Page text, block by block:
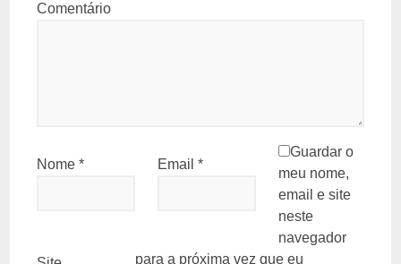
Comentário
Nome* Email *
Guardar o
meu nome,
email e site
neste
navegador
para a próxima vez que eu